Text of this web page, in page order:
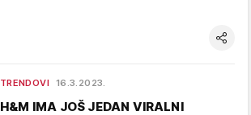
TRENDOVI 16.3.2023.
H&M IMA JOŠ JEDAN VIRALNI